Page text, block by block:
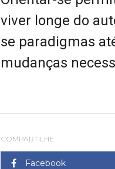
viver longe do
se paradigmas
mudanças
COMPARTILHE
Facebook